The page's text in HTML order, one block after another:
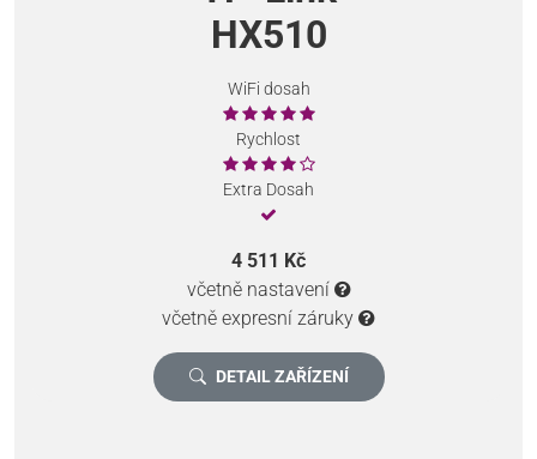
HX510
WiFi dosah
Rychlost
Extra Dosah
4 511 Kč
včetně nastavení
včetně expresní záruky
DETAIL ZAŘÍZENÍ